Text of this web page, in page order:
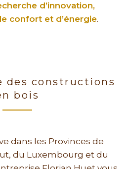
d’innovation,
confort et d’énergie.
des constructions
bois
dans les Provinces de
du Luxembourg et du